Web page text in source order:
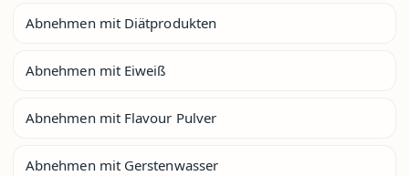
Abnehmen mit Diätprodukten
Abnehmen mit Eiweiß
Abnehmen mit Flavour Pulver
Abnehmen mit Gerstenwasser